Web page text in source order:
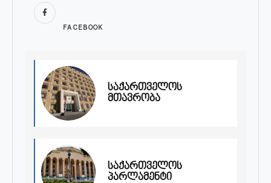
FACEBOOK
საქართველოს
მთავრობა
საქართველოს
პარლამენტი